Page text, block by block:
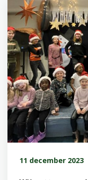
11 december 2023